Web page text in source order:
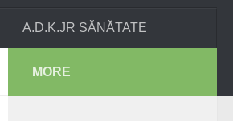
A.D.K.JR SĂNĂTATE
MORE